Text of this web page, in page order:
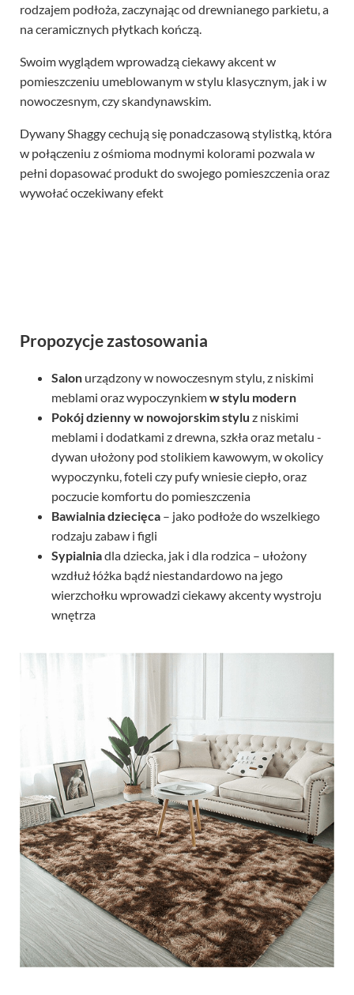
rodzajem podłoża, zaczynając od drewnianego parkietu, a
na ceramicznych płytkach kończą.
Swoim wyglądem wprowadzą ciekawy akcent w
pomieszczeniu umeblowanym w stylu klasycznym, jak i w
nowoczesnym, czy skandynawskim.
Dywany Shaggy cechują się ponadczasową stylistką, która
w połączeniu z ośmioma modnymi kolorami pozwala w
pełni dopasować produkt do swojego pomieszczenia oraz
wywołać oczekiwany efekt
Propozycje zastosowania
Salon urządzony w nowoczesnym stylu, z niskimi
meblami oraz wypoczynkiemw stylu modern
Pokój dziennyw nowojorskim stylu z niskimi
meblami i dodatkami z drewna, szkła oraz metalu -
dywan ułożony pod stolikiem kawowym, w okolicy
wypoczynku, foteli czy pufy wniesie ciepło, oraz
poczucie komfortu do pomieszczenia
Bawialnia dziecięca – jako podłoże do wszelkiego
rodzaju zabaw i figli
Sypialniadla dziecka, jak i dla rodzica – ułożony
wzdłuż łóżka bądź niestandardowo na jego
wierzchołku wprowadzi ciekawy akcenty wystroju
wnętrza